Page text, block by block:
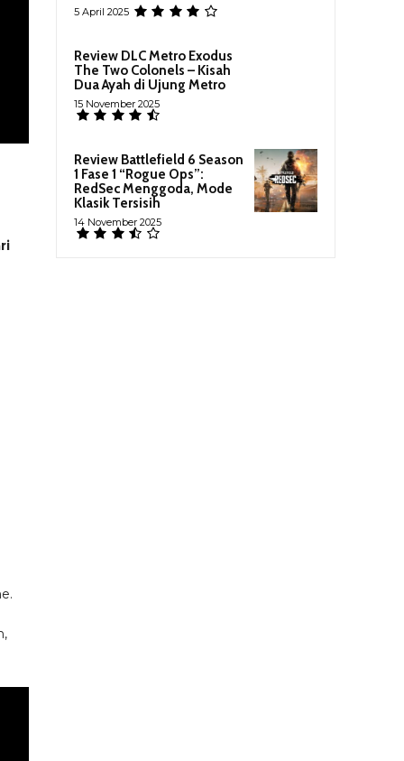
5 April 2025
Review DLC Metro Exodus
The Two Colonels – Kisah
Dua Ayah di Ujung Metro
15 November 2025
Review Battlefield 6 Season
1 Fase 1 “Rogue Ops”:
RedSec Menggoda, Mode
Klasik Tersisih
14 November 2025